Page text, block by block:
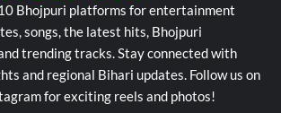
Bhojpuri platforms for entertainment
songs, the latest hits, Bhojpuri
trending tracks. Stay connected with
and regional Bihari updates. Follow us on
for exciting reels and photos!